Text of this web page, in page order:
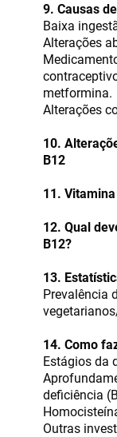
9. Causas
Baixa
Alterações
metformina.
Alterações
10.
B12
11.
12. Qual
B12?
13.
Prevalência
14. Como
Estágios da
deficiência
Outras